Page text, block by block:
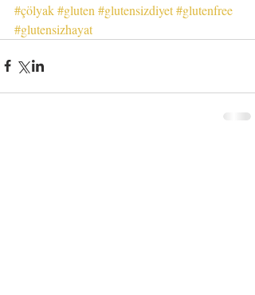
#çölyak#gluten #glutensizdiyet#glutenfree
#glutensizhayat